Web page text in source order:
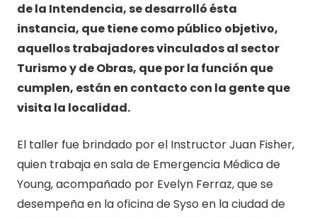
de la Intendencia, se desarrolló ésta
instancia, que tiene como público objetivo,
aquellos trabajadores vinculados al sector
Turismo y de Obras, que por la función que
cumplen, están en contacto con la gente que
visita la localidad.
El taller fue brindado por el Instructor Juan Fisher,
quien trabaja en sala de Emergencia Médica de
Young, acompañado por Evelyn Ferraz, que se
desempeña en la oficina de Syso en la ciudad de